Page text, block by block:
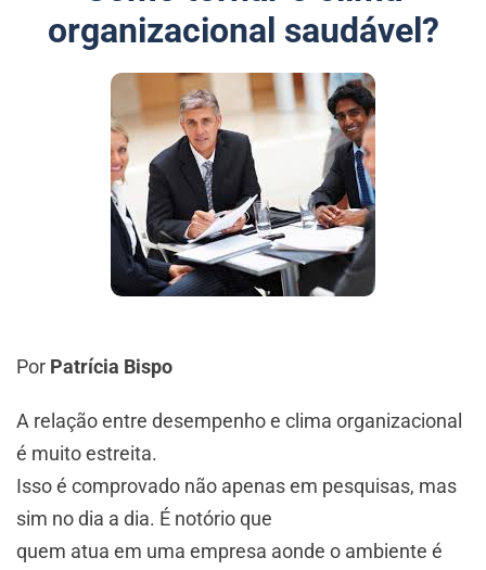
organizacional saudável?
Por Patrícia Bispo
A relação entre desempenho e clima organizacional
é muito estreita.
Isso é comprovado não apenas em pesquisas, mas
sim no dia a dia. É notório que
quem atua em uma empresa aonde o ambiente é